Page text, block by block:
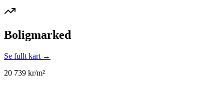
Boligmarked
Se fullt kart →
20 739 kr/m²